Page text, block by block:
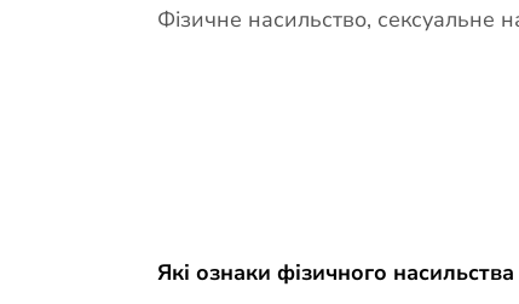
Фізичне насильство, сексуальне
Які ознаки фізичного